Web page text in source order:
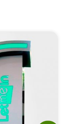
e respeitar
para fins
a